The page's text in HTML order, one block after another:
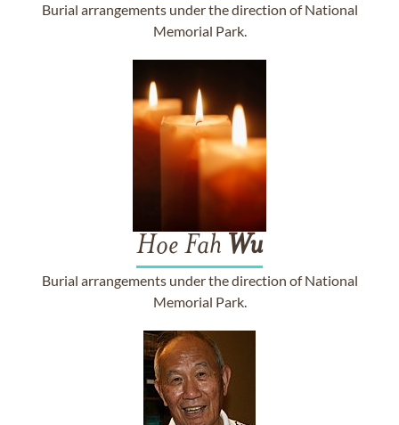
Burial arrangements under the direction of National
Memorial Park.
Hoe Fah Wu
Burial arrangements under the direction of National
Memorial Park.